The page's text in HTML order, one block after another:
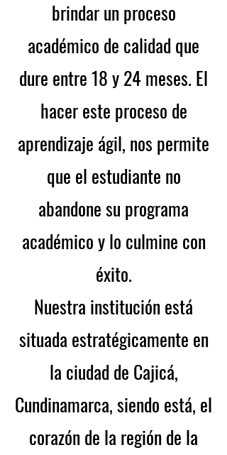
brindar un proceso
académico de calidad que
dure entre 18 y 24 meses. El
hacer este proceso de
aprendizaje ágil, nos permite
que el estudiante no
abandone su programa
académico y lo culmine con
éxito.
Nuestra institución está
situada estratégicamente en
la ciudad de Cajicá,
Cundinamarca, siendo está, el
corazón de la región de la